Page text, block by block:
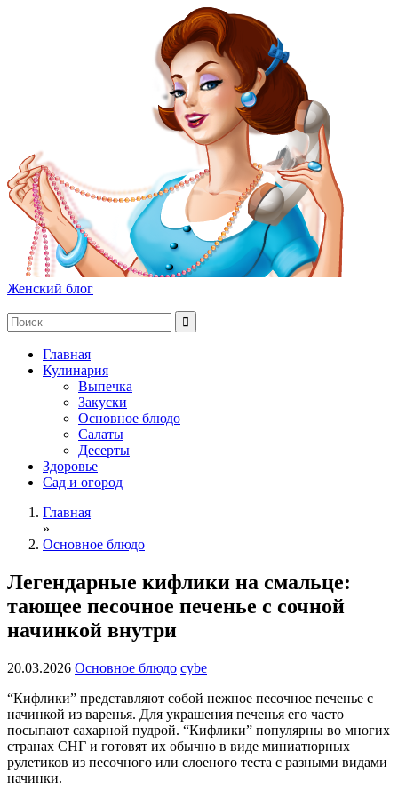
Женский блог
Главная
Кулинария
Выпечка
Закуски
Основное блюдо
Салаты
Десерты
Здоровье
Сад и огород
Главная
»
Основное блюдо
Легендарные кифлики на смальце:
тающее песочное печенье с сочной
начинкой внутри
20.03.2026 Основное блюдо cybe
“Кифлики” представляют собой нежное песочное печенье с
начинкой из варенья. Для украшения печенья его часто
посыпают сахарной пудрой. “Кифлики” популярны во многих
странах СНГ и готовят их обычно в виде миниатюрных
рулетиков из песочного или слоеного теста с разными видами
начинки.